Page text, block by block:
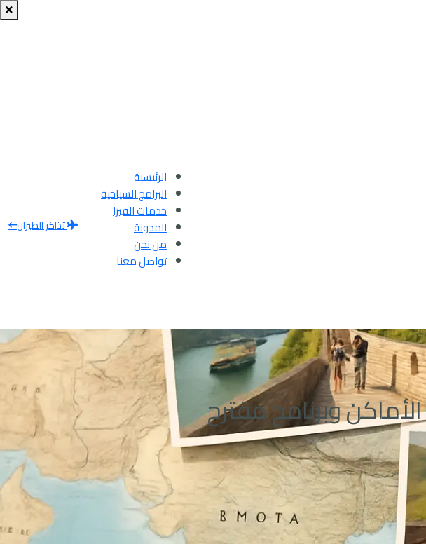
الرئيسية
البرامج السياحية
خدمات الفيزا
المدونة
من نحن
تواصل معنا
تذاكر الطيران
وبرنامج مقترح